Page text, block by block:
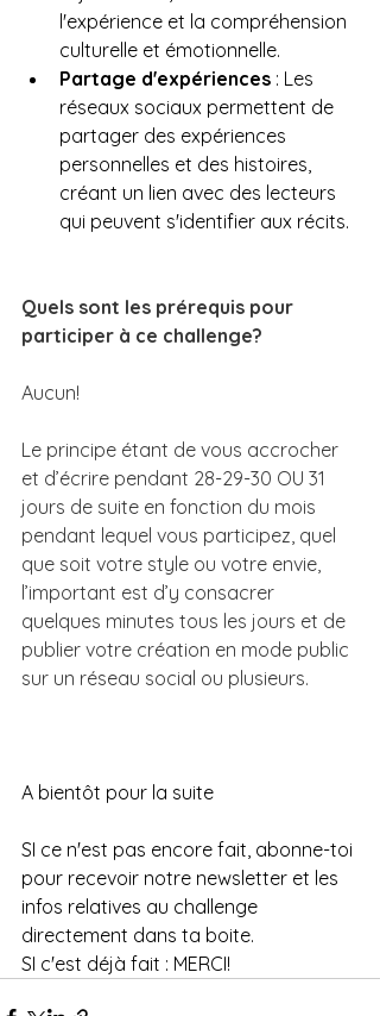
l'expérience et la compréhension
culturelle et émotionnelle.
Partage d'expériences : Les
réseaux sociaux permettent de
partager des expériences
personnelles et des histoires,
créant un lien avec des lecteurs
qui peuvent s'identifier aux récits.
Quels sont les prérequis pour
participer à ce challenge?
Aucun!
Le principe étant de vous accrocher
et d’écrire pendant 28-29-30 OU 31
jours de suite en fonction du mois
pendant lequel vous participez, quel
que soit votre style ou votre envie,
l’important est d’y consacrer
quelques minutes tous les jours et de
publier votre création en mode public
sur un réseau social ou plusieurs.
A bientôt pour la suite
SI ce n'est pas encore fait, abonne-toi
pour recevoir notre newsletter et les
infos relatives au challenge
directement dans ta boite.
SI c'est déjà fait : MERCI!